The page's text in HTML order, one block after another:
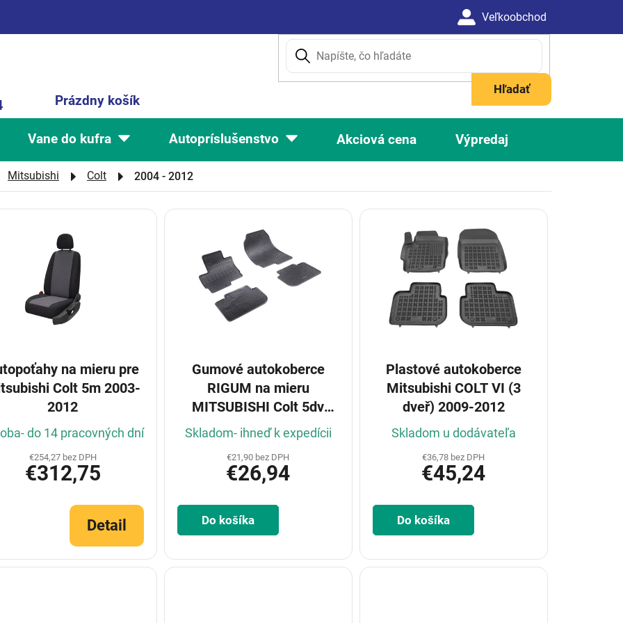
Hľadať
Nákupný
košík
Prázdny košík
Vane do kufra Autopríslušenstvo Akciová cena Výpredaj
Mitsubishi Colt 2004 - 2012
na mieru pre
Colt 5m 2003-
2012
do 14 pracovných dní
€254,27 bez DPH
€312,75
Detail
Gumové autokoberce
RIGUM na mieru
MITSUBISHI Colt 5dv
2008-
Skladom- ihneď k expedícii
€21,90 bez DPH
€26,94
Do košíka
Plastové autokoberce
Mitsubishi COLT VI (3
dveř) 2009-2012
Skladom u dodávateľa
€36,78 bez DPH
€45,24
Do košíka